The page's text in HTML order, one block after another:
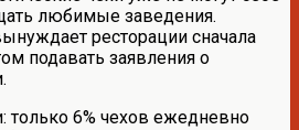
любимые заведения.
ресторации сначала
подавать заявления о
только 6% чехов ежедневно